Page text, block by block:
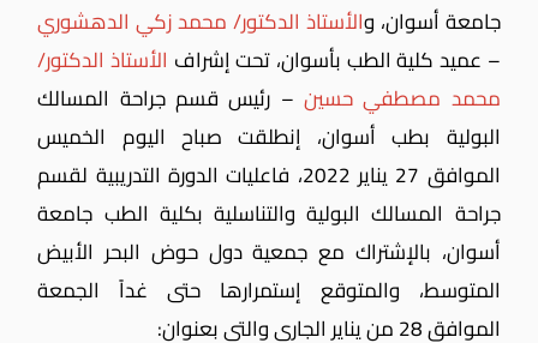
جامعة أسوان، والأستاذ الدكتور/ محمد زكي الدهشوري
– عميد كلية الطب بأسوان، تحت إشراف الأستاذ الدكتور/
محمد مصطفي حسين – رئيس قسم جراحة المسالك
البولية بطب أسوان، إنطلقت صباح اليوم الخميس
الموافق 27 يناير 2022، فاعليات الدورة التدريبية لقسم
جراحة المسالك البولية والتناسلية بكلية الطب جامعة
أسوان، بالإشتراك مع جمعية دول حوض البحر الأبيض
المتوسط، والمتوقع إستمرارها حتى غداً الجمعة
الموافق 28 من يناير الجارى والتى بعنوان: